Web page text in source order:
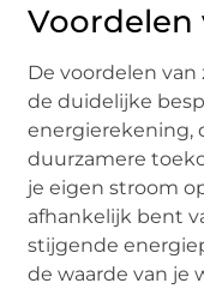
Voordelen
De voordelen van
de duidelijke
energierekening,
duurzamere
je eigen stroom
afhankelijk bent
stijgende
de waarde van je